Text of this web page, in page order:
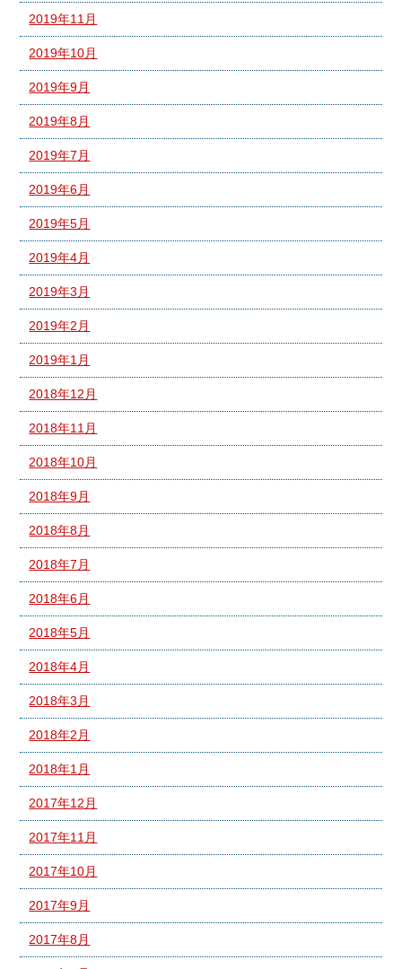
2019年11月
2019年10月
2019年9月
2019年8月
2019年7月
2019年6月
2019年5月
2019年4月
2019年3月
2019年2月
2019年1月
2018年12月
2018年11月
2018年10月
2018年9月
2018年8月
2018年7月
2018年6月
2018年5月
2018年4月
2018年3月
2018年2月
2018年1月
2017年12月
2017年11月
2017年10月
2017年9月
2017年8月